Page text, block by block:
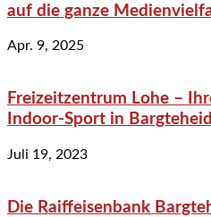
auf die ganze
Apr. 9, 2025
Freizeitzentrum Lohe –
Indoor-Sport in
Juli 19, 2023
Die Raiffeisenbank